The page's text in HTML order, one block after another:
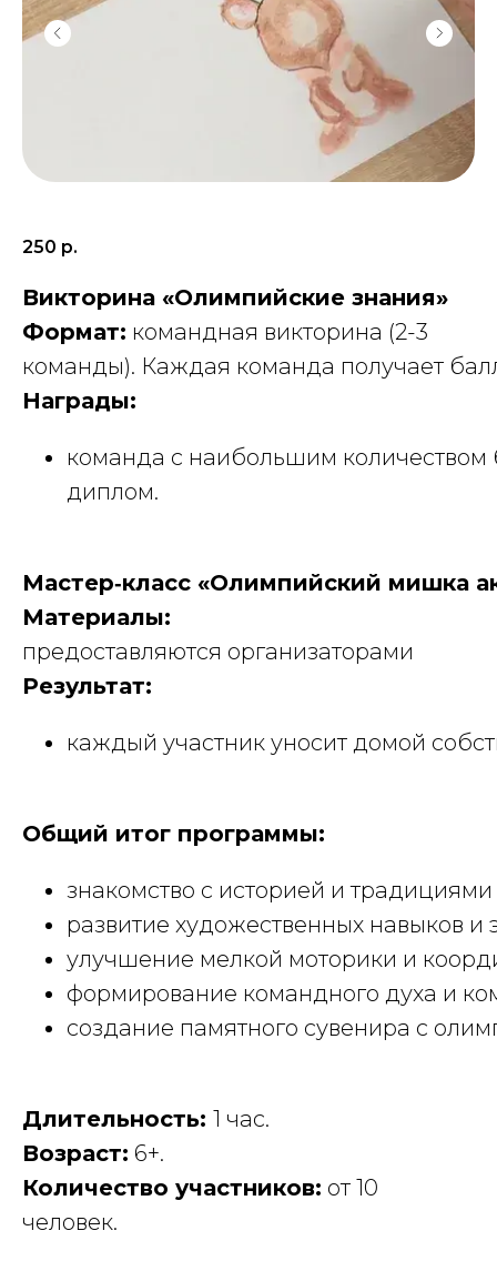
250 р.
Викторина «Олимпийские знания»
Формат: командная викторина (2-3
команды). Каждая команда получает
Награды:
команда с наибольшим количеством
диплом.
Мастер‑класс «Олимпийский мишка
Материалы:
предоставляются организаторами
Результат:
каждый участник уносит домой
Общий итог программы:
знакомство с историей и
развитие художественных навыков и
улучшение мелкой моторики и
формирование командного духа и
создание памятного сувенира с
Длительность: 1 час.
Возраст: 6+.
Количество участников: от 10
человек.
© 2025 все права защищены
Государственное автономное учреждение
"Курганский областной Дом народного
творчества"
Управление культуры
Курганской области